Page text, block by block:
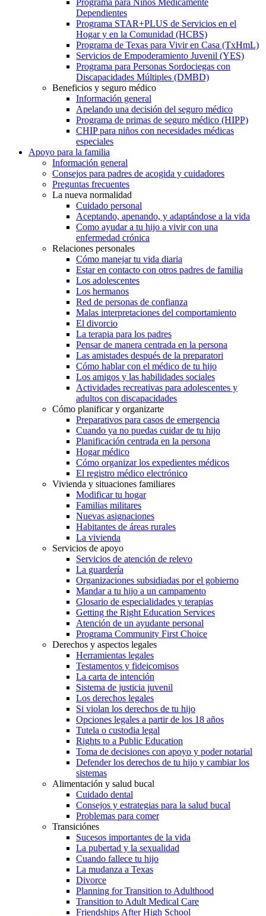
Dependientes
Programa STAR+PLUS de Servicios en el
Hogar y en la Comunidad (HCBS)
Programa de Texas para Vivir en Casa (TxHmL)
Servicios de Empoderamiento Juvenil (YES)
Programa para Personas Sordociegas con
Discapacidades Múltiples (DMBD)
Beneficios y seguro médico
Información general
Apelando una decisión del seguro médico
Programa de primas de seguro médico (HIPP)
CHIP para niños con necesidades médicas
especiales
Apoyo para la familia
Información general
Consejos para padres de acogida y cuidadores
Preguntas frecuentes
La nueva normalidad
Cuidado personal
Aceptando, apenando, y adaptándose a la vida
Como ayudar a tu hijo a vivir con una
enfermedad crónica
Relaciones personales
Cómo manejar tu vida diaria
Estar en contacto con otros padres de familia
Los adolescentes
Los hermanos
Red de personas de confianza
Malas interpretaciones del comportamiento
El divorcio
La terapia para los padres
Pensar de manera centrada en la persona
Las amistades después de la preparatori
Cómo hablar con el médico de tu hijo
Los amigos y las habilidades sociales
Actividades recreativas para adolescentes y
adultos con discapacidades
Cómo planificar y organizarte
Preparativos para casos de emergencia
Cuando ya no puedas cuidar de tu hijo
Planificación centrada en la persona
Hogar médico
Cómo organizar los expedientes médicos
El registro médico electrónico
Vivienda y situaciones familiares
Modificar tu hogar
Familias militares
Nuevas asignaciones
Habitantes de áreas rurales
La vivienda
Servicios de apoyo
Servicios de atención de relevo
La guardería
Organizaciones subsidiadas por el gobierno
Mandar a tu hijo a un campamento
Glosario de especialidades y terapias
Getting the Right Education Services
Atención de un ayudante personal
Programa Community First Choice
Derechos y aspectos legales
Herramientas legales
Testamentos y fideicomisos
La carta de intención
Sistema de justicia juvenil
Los derechos legales
Si violan los derechos de tu hijo
Opciones legales a partir de los 18 años
Tutela o custodia legal
Rights to a Public Education
Toma de decisiones con apoyo y poder notarial
Defender los derechos de tu hijo y cambiar los
sistemas
Alimentación y salud bucal
Cuidado dental
Consejos y estrategias para la salud bucal
Problemas para comer
Transiciónes
Sucesos importantes de la vida
La pubertad y la sexualidad
Cuando fallece tu hijo
La mudanza a Texas
Divorce
Planning for Transition to Adulthood
Transition to Adult Medical Care
Friendships After High School